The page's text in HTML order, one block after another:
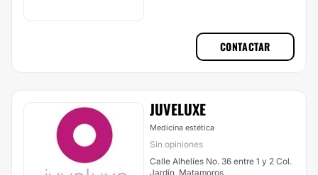
CONTACTAR
JUVELUXE
Medicina estética
Sin opiniones
Calle Alhelíes No. 36 entre 1 y 2 Col.
Jardín, Matamoros